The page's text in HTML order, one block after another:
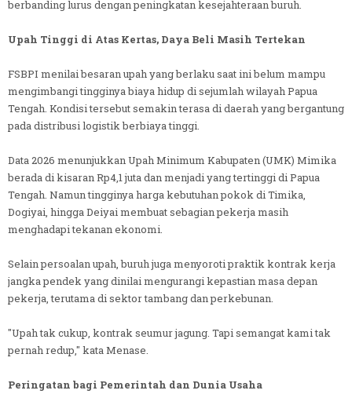
berbanding lurus dengan peningkatan kesejahteraan buruh.
Upah Tinggi di Atas Kertas, Daya Beli Masih Tertekan
FSBPI menilai besaran upah yang berlaku saat ini belum mampu
mengimbangi tingginya biaya hidup di sejumlah wilayah Papua
Tengah. Kondisi tersebut semakin terasa di daerah yang bergantung
pada distribusi logistik berbiaya tinggi.
Data 2026 menunjukkan Upah Minimum Kabupaten (UMK) Mimika
berada di kisaran Rp4,1 juta dan menjadi yang tertinggi di Papua
Tengah. Namun tingginya harga kebutuhan pokok di Timika,
Dogiyai, hingga Deiyai membuat sebagian pekerja masih
menghadapi tekanan ekonomi.
Selain persoalan upah, buruh juga menyoroti praktik kontrak kerja
jangka pendek yang dinilai mengurangi kepastian masa depan
pekerja, terutama di sektor tambang dan perkebunan.
"Upah tak cukup, kontrak seumur jagung. Tapi semangat kami tak
pernah redup," kata Menase.
Peringatan bagi Pemerintah dan Dunia Usaha